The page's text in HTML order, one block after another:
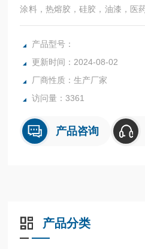
涂料，热熔胶，硅胶，油漆，医
蒸发，合成，聚合，皂化，磺化
力容器。
所有反应釜均可接受客户的个性化
产品型号：
更新时间：2024-08-02
厂商性质：生产厂家
访问量：3361
产品咨询
产品分类